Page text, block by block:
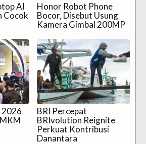
AI
Cocok
Honor Robot Phone
Bocor, Disebut Usung
Kamera Gimbal 200MP
2026
BRI Percepat
BRIvolution Reignite
Perkuat Kontribusi
Danantara